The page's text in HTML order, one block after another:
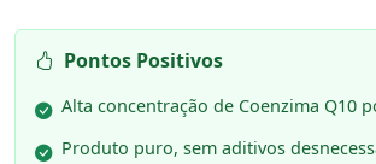
Pontos Positivos
Alta concentração de Coenzima Q10
Produto puro, sem aditivos